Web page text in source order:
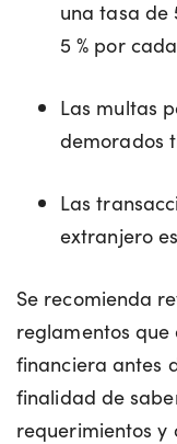
una tasa de
5 % por
Las multas
demorados
Las
extranjero
Se recomienda
reglamentos
financiera antes
finalidad de
requerimientos y